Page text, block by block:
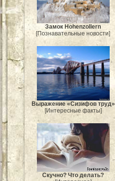
Замок Hohenzollern
[Познавательные новости]
Выражение «Сизифов труд»
[Интересные факты]
Скучно? Что делать?